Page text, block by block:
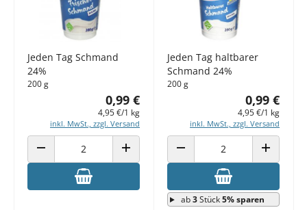
Jeden Tag Schmand
24%
200 g
0,99 €
4,95 €/1 kg
inkl. MwSt., zzgl. Versand
ANZAHL VERRINGERN ANZAHL ERHÖHEN
Jeden Tag haltbarer
Schmand 24%
200 g
0,99 €
4,95 €/1 kg
inkl. MwSt., zzgl. Versand
ANZAHL VERRINGERN ANZAHL
ab3Stück5% sparen